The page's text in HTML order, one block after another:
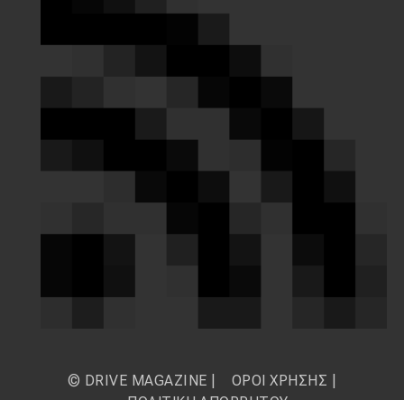
© DRIVE MAGAZINE | ΟΡΟΙ ΧΡΗΣΗΣ